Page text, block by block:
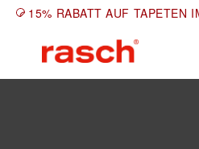
15% RABATT AUF TAPETEN